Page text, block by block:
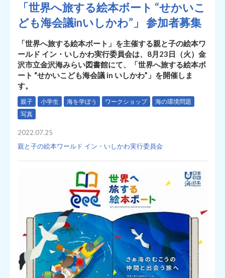
「世界へ旅する絵本ボート “せかいこ
ども海会議inいしかわ”」 参加者募集
「世界へ旅する絵本ボート」を主催する親と子の絵本ワ
ールド イン・いしかわ実行委員会は、8月23日（火）金
沢市立金沢海みらい図書館にて、「世界へ旅する絵本ボ
ート “せかいこども海会議 in いしかわ”」を開催しま
す。
親子 小学生 海を学ぼう ワークショップ
海の環境問題
写真
2022.07.25
親と子の絵本ワールド イン・いしかわ実行委員会